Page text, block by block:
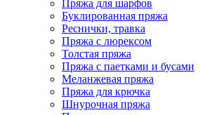
Пряжа для шарфов
Буклированная пряжа
Реснички, травка
Пряжа с люрексом
Толстая пряжа
Пряжа с паетками и бусами
Меланжевая пряжа
Пряжа для крючка
Шнурочная пряжа